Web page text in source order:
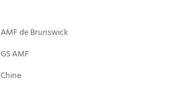
AMF de Brunswick
GS AMF
Chine